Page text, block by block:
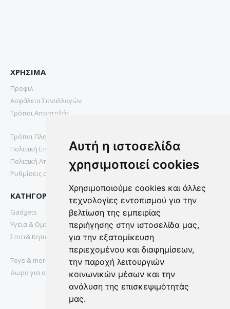
Αυτή η ιστοσελίδα
χρησιμοποιεί cookies
Χρησιμοποιούμε cookies και άλλες
τεχνολογίες εντοπισμού για την
βελτίωση της εμπειρίας
περιήγησης στην ιστοσελίδα μας,
για την εξατομίκευση
περιεχομένου και διαφημίσεων,
την παροχή λειτουργιών
κοινωνικών μέσων και την
ανάλυση της επισκεψιμότητάς
μας.
ΧΡΗΣΙΜΑ
Προφιλ
Ασφάλεια Συναλλαγών
Τρόποι Αποστολής
Τρόποι Πληρωμής
Πολιτική Επιστροφών
Πολιτική Απορρήτου
Ρυθμίσεις cookies
ΚΑΤΗΓΟΡΙΕΣ
Gadgets
Υγεια & Ομορφια
Σπιτι& Κηπος
Toys & more
Δωρα για ολους